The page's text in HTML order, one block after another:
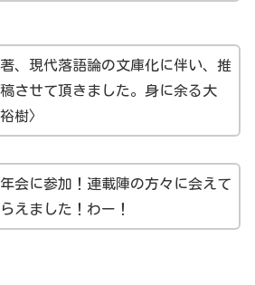
、現代落語論の文庫化に伴い、推
させて頂きました。身に余る大
樹〉
会に参加！連載陣の方々に会えて
えました！わー！